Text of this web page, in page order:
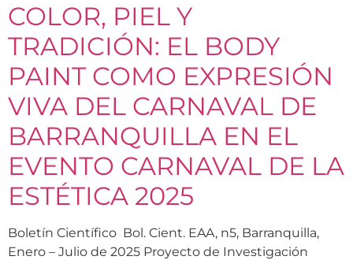
COLOR, PIEL Y
TRADICIÓN: EL BODY
PAINT COMO EXPRESIÓN
VIVA DEL CARNAVAL DE
BARRANQUILLA EN EL
EVENTO CARNAVAL DE LA
ESTÉTICA 2025
Boletín Científico Bol. Cient. EAA, n5, Barranquilla,
Enero – Julio de 2025 Proyecto de Investigación